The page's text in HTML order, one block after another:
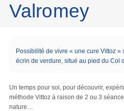
Valromey
Possibilité de vivre « une cure Vittoz
écrin de verdure, situé au pied du Col
Un temps pour soi, pour découvrir,
méthode Vittoz à raison de 2 ou 3
nature…